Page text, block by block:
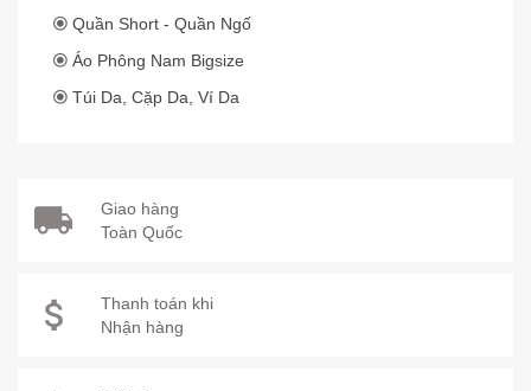
Quần Short - Quần Ngố
Áo Phông Nam Bigsize
Túi Da, Cặp Da, Ví Da
Giao hàng
Toàn Quốc
Thanh toán khi
Nhận hàng